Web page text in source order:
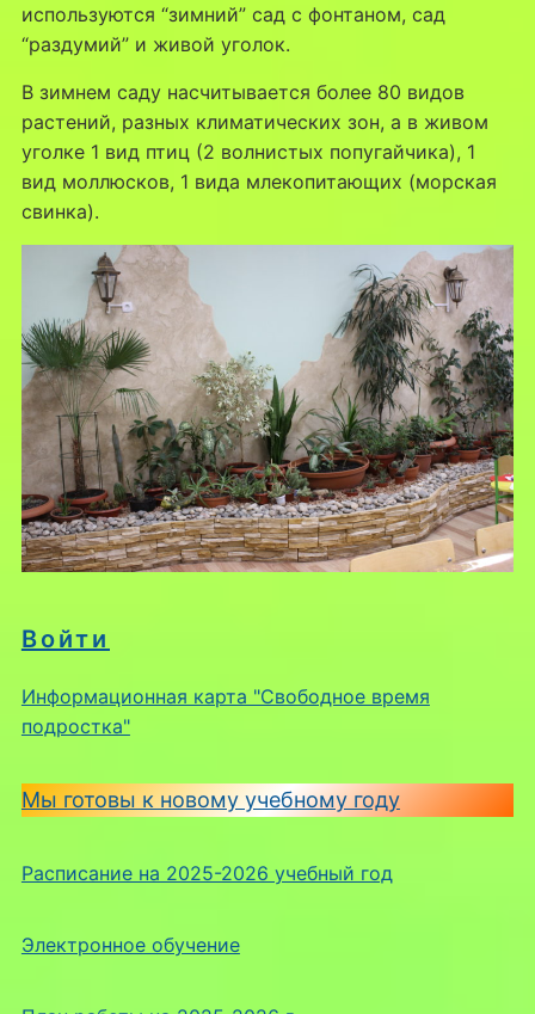
Войти
Информационная карта "Свободное время
подростка"
Мы готовы к новому учебному году
Расписание на 2025-2026 учебный год
Электронное обучение
используются “зимний” сад с фонтаном, сад
“раздумий” и живой уголок.
В зимнем саду насчитывается более 80 видов
растений, разных климатических зон, а в живом
уголке 1 вид птиц (2 волнистых попугайчика), 1
вид моллюсков, 1 вида млекопитающих (морская
свинка).